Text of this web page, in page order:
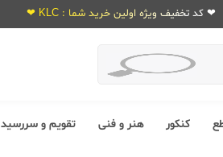
❤ کد تخفیف ویژه اولین خرید شما : KLC ❤
کنکور هنر و فنی تقویم و سررسید